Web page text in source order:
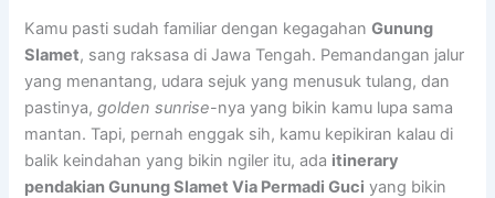
Kamu pasti sudah familiar dengan kegagahanGunung
Slamet, sang raksasa di Jawa Tengah. Pemandangan jalur
yang menantang, udara sejuk yang menusuk tulang, dan
pastinya,golden sunrise-nya yang bikin kamu lupa sama
mantan. Tapi, pernah enggak sih, kamu kepikiran kalau di
balik keindahan yang bikin ngiler itu, ada itinerary
pendakian Gunung Slamet Via Permadi Guci yang bikin